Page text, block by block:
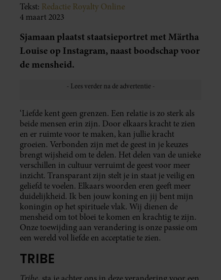
Tekst: Redactie Royalty Online
4 maart 2023
Sjamaan plaatst staatsieportret met Märtha
Louise op Instagram, naast boodschap voor
de mensheid.
‘Liefde kent geen grenzen. Een relatie is zo sterk als
beide mensen erin zijn. Door elkaars kracht te zien
en er ruimte voor te maken, kan jullie kracht
groeien. Verbonden zijn met de geest in je keuzes
brengt wijsheid om te delen. Het delen van de unieke
verschillen in cultuur verruimt de geest voor meer
inzicht. Transparant zijn stelt je in staat je veilig en
geliefd te voelen. Elkaars woorden eren geeft meer
duidelijkheid. Ik ben jouw koning en jij bent mijn
koningin op het spirituele vlak. Wij dienen de
mensheid om tot bloei te komen en krachtig te zijn.
Onze toewijding aan verandering is onze passie om
een wereld vol liefde en acceptatie te zien.
TRIBE